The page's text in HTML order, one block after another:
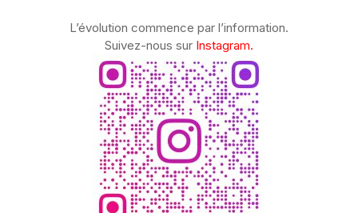
L’évolution commence par l’information.
Suivez-nous sur Instagram.